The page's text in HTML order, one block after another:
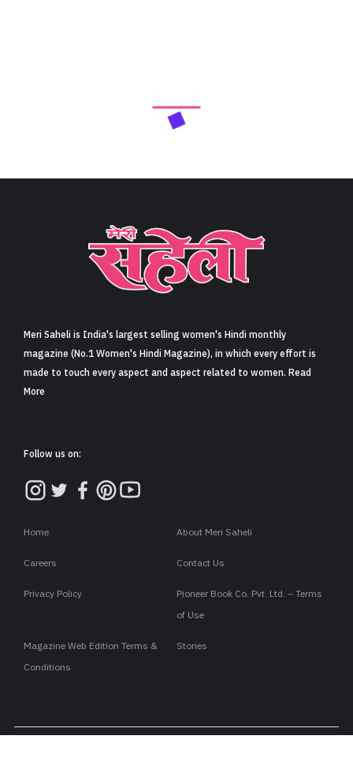
Meri Saheli is India's largest selling women's Hindi monthly
magazine (No.1 Women's Hindi Magazine), in which every effort is
made to touch every aspect and aspect related to women. Read
More
Follow us on:
Home About Meri Saheli
Careers Contact Us
Privacy Policy
Pioneer Book Co. Pvt. Ltd. – Terms
of Use
Magazine Web Edition Terms &
Conditions
Stories